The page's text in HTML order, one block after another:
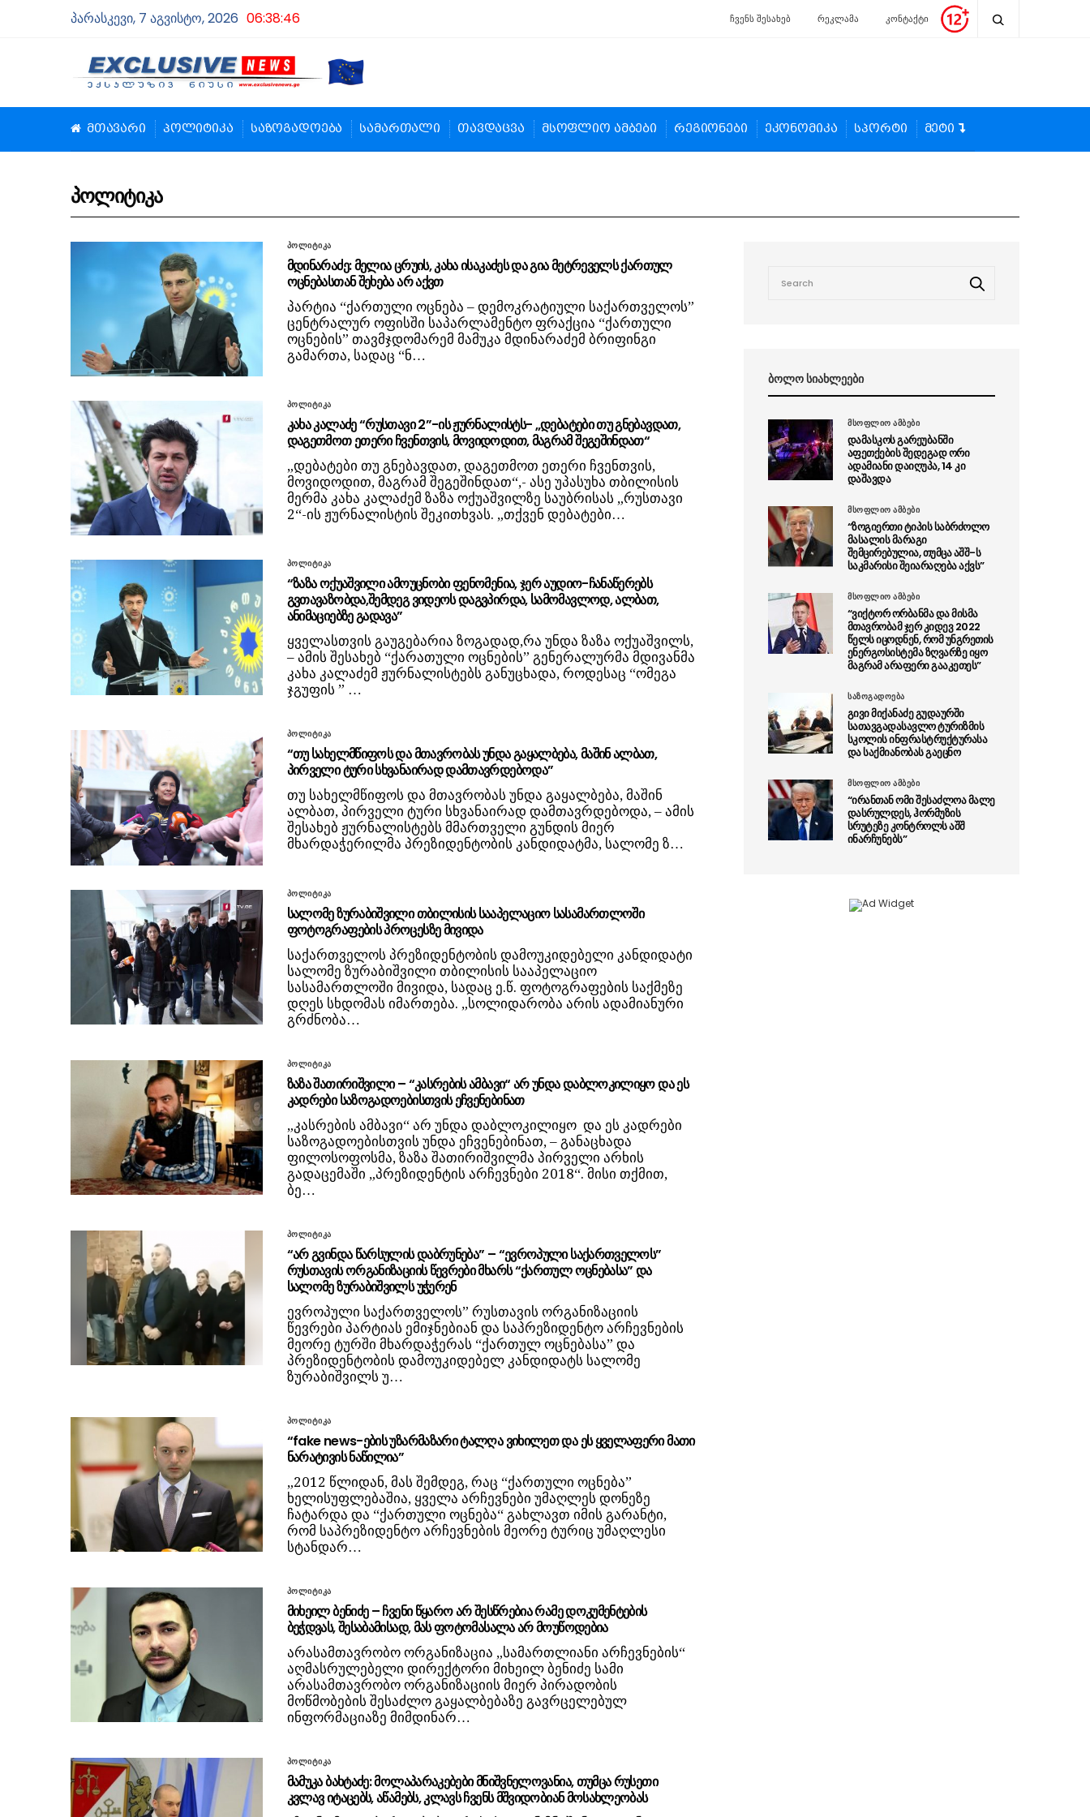
პარასკევი, 7 აგვისტო, 2026 06:38:47 ჩვენს შესახებ რეკლამა კონტაქტი
მთავარი პოლიტიკა საზოგადოება სამართალი თავდაცვა მსოფლიო ამბები რეგიონები ეკონომიკა სპორტი მეტი
პოლიტიკა
პოლიტიკა
მდინარაძე: მელია ცრუის, კახა ისაკაძეს და გია მეტრეველს ქართულ
ოცნებასთან შეხება არ აქვთ
პარტია “ქართული ოცნება – დემოკრატიული საქართველოს”
ცენტრალურ ოფისში საპარლამენტო ფრაქცია “ქართული
ოცნების” თავმჯდომარემ მამუკა მდინარაძემ ბრიფინგი
გამართა, სადაც “ნ…
პოლიტიკა
კახა კალაძე “რუსთავი 2”-ის ჟურნალისტს- „დებატები თუ გნებავდათ,
დაგეთმოთ ეთერი ჩვენთვის, მოვიდოდით, მაგრამ შეგეშინდათ“
„დებატები თუ გნებავდათ, დაგეთმოთ ეთერი ჩვენთვის,
მოვიდოდით, მაგრამ შეგეშინდათ“,- ასე უპასუხა თბილისის
მერმა კახა კალაძემ ზაზა ოქუაშვილზე საუბრისას „რუსთავი
2“-ის ჟურნალისტის შეკითხვას. „თქვენ დებატები…
პოლიტიკა
“ზაზა ოქუაშვილი ამოუცნობი ფენომენია, ჯერ აუდიო-ჩანაწერებს
გვთავაზობდა,შემდეგ ვიდეოს დაგვპირდა, სამომავლოდ, ალბათ,
ანიმაციებზე გადავა”
ყველასთვის გაუგებარია ზოგადად,რა უნდა ზაზა ოქუაშვილს,
– ამის შესახებ “ქარათული ოცნების” გენერალურმა მდივანმა
კახა კალაძემ ჟურნალისტებს განუცხადა, როდესაც “ომეგა
ჯგუფის ” …
პოლიტიკა
“თუ სახელმწიფოს და მთავრობას უნდა გაყალბება, მაშინ ალბათ,
პირველი ტური სხვანაირად დამთავრდებოდა”
თუ სახელმწიფოს და მთავრობას უნდა გაყალბება, მაშინ
ალბათ, პირველი ტური სხვანაირად დამთავრდებოდა, – ამის
შესახებ ჟურნალისტებს მმართველი გუნდის მიერ
მხარდაჭერილმა პრეზიდენტობის კანდიდატმა, სალომე ზ…
პოლიტიკა
სალომე ზურაბიშვილი თბილისის სააპელაციო სასამართლოში
ფოტოგრაფების პროცესზე მივიდა
საქართველოს პრეზიდენტობის დამოუკიდებელი კანდიდატი
სალომე ზურაბიშვილი თბილისის სააპელაციო
სასამართლოში მივიდა, სადაც ე.წ. ფოტოგრაფების საქმეზე
დღეს სხდომას იმართება. „სოლიდარობა არის ადამიანური
გრძნობა…
პოლიტიკა
ზაზა შათირიშვილი – “კასრების ამბავი“ არ უნდა დაბლოკილიყო და ეს
კადრები საზოგადოებისთვის ეჩვენებინათ
„კასრების ამბავი“ არ უნდა დაბლოკილიყო და ეს კადრები
საზოგადოებისთვის უნდა ეჩვენებინათ, – განაცხადა
ფილოსოფოსმა, ზაზა შათირიშვილმა პირველი არხის
გადაცემაში „პრეზიდენტის არჩევნები 2018“. მისი თქმით,
ბე…
პოლიტიკა
“არ გვინდა წარსულის დაბრუნება” – “ევროპული საქართველოს”
რუსთავის ორგანიზაციის წევრები მხარს “ქართულ ოცნებასა” და
სალომე ზურაბიშვილს უჭერენ
ევროპული საქართველოს” რუსთავის ორგანიზაციის
წევრები პარტიას ემიჯნებიან და საპრეზიდენტო არჩევნების
მეორე ტურში მხარდაჭერას “ქართულ ოცნებასა” და
პრეზიდენტობის დამოუკიდებელ კანდიდატს სალომე
ზურაბიშვილს უ…
პოლიტიკა
“fake news-ების უზარმაზარი ტალღა ვიხილეთ და ეს ყველაფერი მათი
ნარატივის ნაწილია”
„2012 წლიდან, მას შემდეგ, რაც “ქართული ოცნება”
ხელისუფლებაშია, ყველა არჩევნები უმაღლეს დონეზე
ჩატარდა და “ქართული ოცნება“ გახლავთ იმის გარანტი,
რომ საპრეზიდენტო არჩევნების მეორე ტურიც უმაღლესი
სტანდარ…
პოლიტიკა
მიხეილ ბენიძე – ჩვენი წყარო არ შესწრებია რამე დოკუმენტების
ბეჭდვას, შესაბამისად, მას ფოტომასალა არ მოუწოდებია
არასამთავრობო ორგანიზაცია „სამართლიანი არჩევნების“
აღმასრულებელი დირექტორი მიხეილ ბენიძე სამი
არასამთავრობო ორგანიზაციის მიერ პირადობის
მოწმობების შესაძლო გაყალბებაზე გავრცელებულ
ინფორმაციაზე მიმდინარ…
პოლიტიკა
მამუკა ბახტაძე: მოლაპარაკებები მნიშვნელოვანია, თუმცა რუსეთი
კვლავ იტაცებს, აწამებს, კლავს ჩვენს მშვიდობიან მოსახლეობას
ბოლო სიახლეები
მსოფლიო ამბები
დამასკოს გარეუბანში
აფეთქების შედეგად ორი
ადამიანი დაიღუპა, 14 კი
დაშავდა
მსოფლიო ამბები
“ზოგიერთი ტიპის საბრძოლო
მასალის მარაგი
შემცირებულია, თუმცა აშშ-ს
საკმარისი შეიარაღება აქვს”
მსოფლიო ამბები
“ვიქტორ ორბანმა და მისმა
მთავრობამ ჯერ კიდევ 2022
წელს იცოდნენ, რომ უნგრეთის
ენერგოსისტემა ზღვარზე იყო
მაგრამ არაფერი გააკეთეს”
საზოგადოება
გივი მიქანაძე გუდაურში
სათავგადასავლო ტურიზმის
სკოლის ინფრასტრუქტურასა
და საქმიანობას გაეცნო
მსოფლიო ამბები
“ირანთან ომი შესაძლოა მალე
დასრულდეს, ჰორმუზის
სრუტეზე კონტროლს აშშ
ინარჩუნებს”